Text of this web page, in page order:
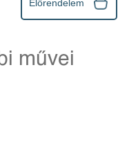
Előrendelem
művei